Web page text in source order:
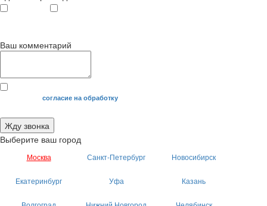
Ваш комментарий
Я даю своесогласие на обработку
Жду звонка
Выберите ваш город
Москва Санкт-Петербург Новосибирск
Екатеринбург Уфа Казань